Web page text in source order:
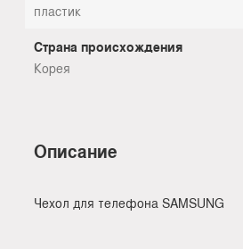
пластик
Страна происхождения
Корея
Описание
Чехол для телефона SAMSUNG